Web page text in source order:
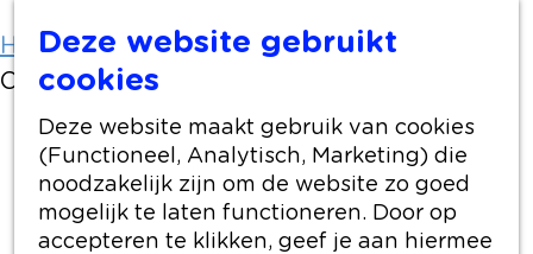
Deze website gebruikt
cookies
Deze website maakt gebruik van cookies
(Functioneel, Analytisch, Marketing) die
noodzakelijk zijn om de website zo goed
mogelijk te laten functioneren. Door op
accepteren te klikken, geef je aan hiermee
Home Doen
Wandelen
Ontdek Boskoop met deze ommetjes
Ontdek Boskoop met deze
ommetjes